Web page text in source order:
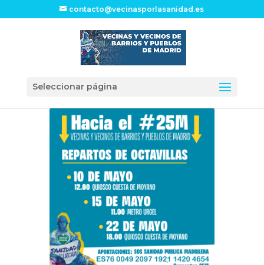
contacto@vecinasporlasanidad.es
Seleccionar página